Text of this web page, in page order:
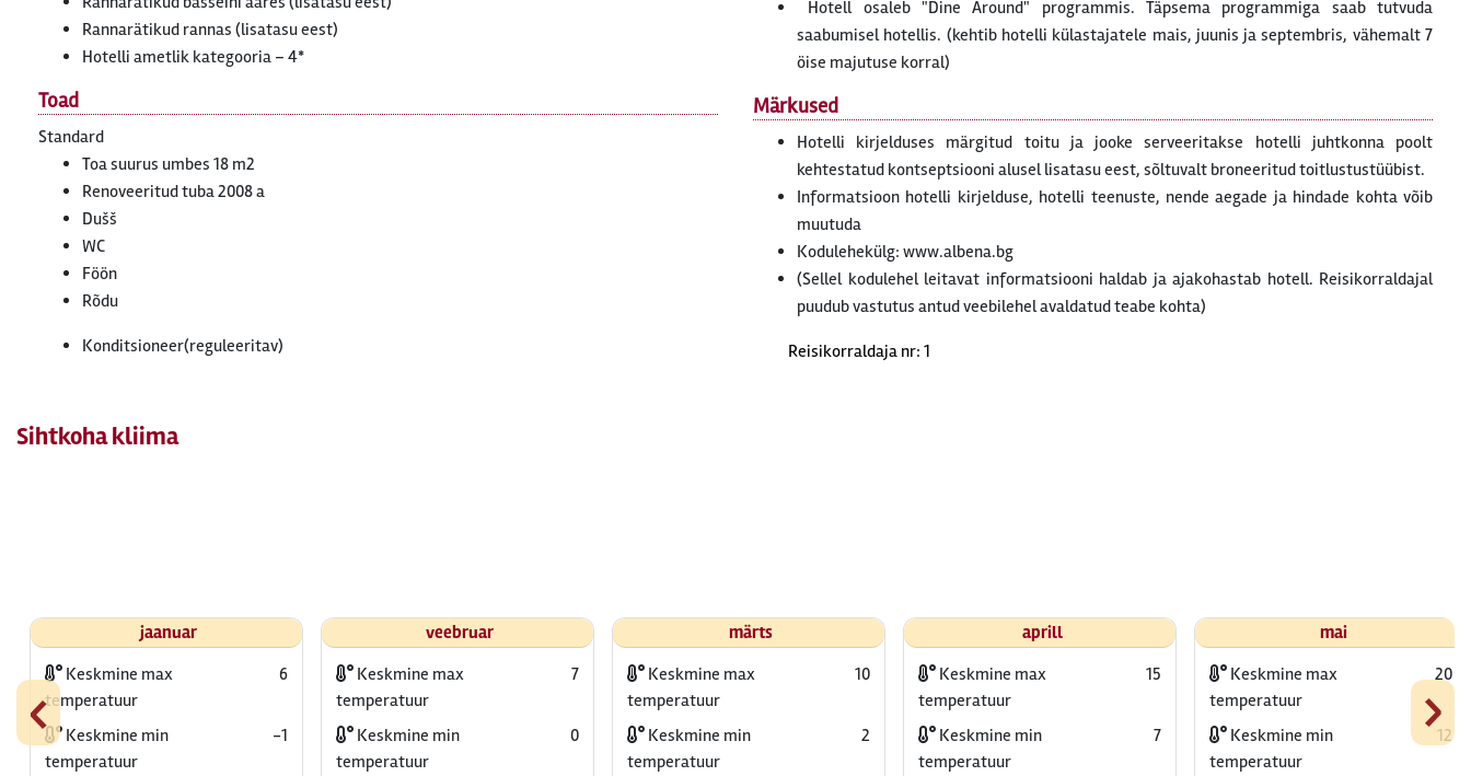
Rannarätikud rannas (lisatasu eest)
Hotelli ametlik kategooria – 4*
Toad
Standard
Toa suurus umbes 18 m2
Renoveeritud tuba 2008 a
Dušš
WC
Föön
Rõdu
Konditsioneer(reguleeritav)
Hotell osaleb "Dine Around" programmis. Täpsema programmiga saab tutvuda
saabumisel hotellis. (kehtib hotelli külastajatele mais, juunis ja septembris, vähemalt 7
öise majutuse korral)
Märkused
Hotelli kirjelduses märgitud toitu ja jooke serveeritakse hotelli juhtkonna poolt
kehtestatud kontseptsiooni alusel lisatasu eest, sõltuvalt broneeritud toitlustustüübist.
Informatsioon hotelli kirjelduse, hotelli teenuste, nende aegade ja hindade kohta võib
muutuda
Kodulehekülg: www.albena.bg
(Sellel kodulehel leitavat informatsiooni haldab ja ajakohastab hotell. Reisikorraldajal
puudub vastutus antud veebilehel avaldatud teabe kohta)
Reisikorraldaja nr: 1
Sihtkoha kliima
‹ ›
jaanuar
Keskmine max
temperatuur
6
Keskmine min
temperatuur
-1
veebruar
Keskmine max
temperatuur
7
Keskmine min
temperatuur
0
märts
Keskmine max
temperatuur
10
Keskmine min
temperatuur
2
aprill
Keskmine max
temperatuur
15
Keskmine min
temperatuur
7
mai
Keskmine max
temperatuur
20
Keskmine min
temperatuur
12